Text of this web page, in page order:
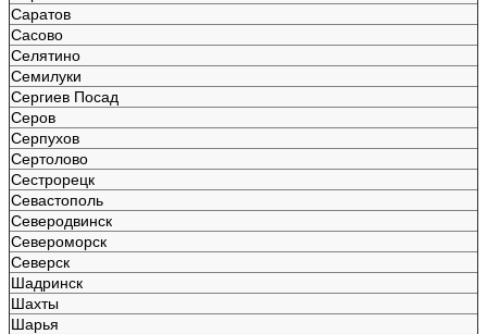
Саратов
Сасово
Селятино
Семилуки
Сергиев Посад
Серов
Серпухов
Сертолово
Сестрорецк
Севастополь
Северодвинск
Североморск
Северск
Шадринск
Шахты
Шарья